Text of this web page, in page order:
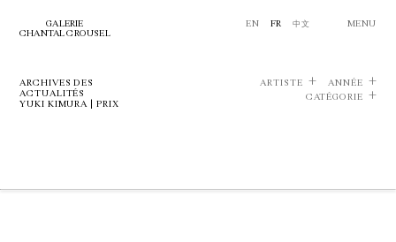
GALERIE
CHANTAL CROUSEL
EN FR 中文 MENU
ARCHIVES DES
ACTUALITÉS
YUKI KIMURA | PRIX
ARTISTE
ANNÉE
CATÉGORIE